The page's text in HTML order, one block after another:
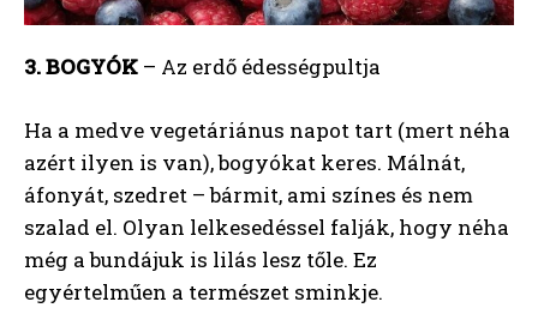
3. BOGYÓK – Az erdő édességpultja
Ha a medve vegetáriánus napot tart (mert néha
azért ilyen is van), bogyókat keres. Málnát,
áfonyát, szedret – bármit, ami színes és nem
szalad el. Olyan lelkesedéssel falják, hogy néha
még a bundájuk is lilás lesz tőle. Ez
egyértelműen a természet sminkje.